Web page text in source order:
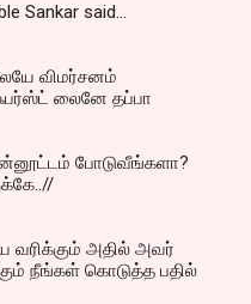
Sankar said...
விமர்சனம்
லைனே தப்பா
போடுவீங்களா?
வரிக்கும் அதில் அவர்
நீங்கள் கொடுத்த பதில்